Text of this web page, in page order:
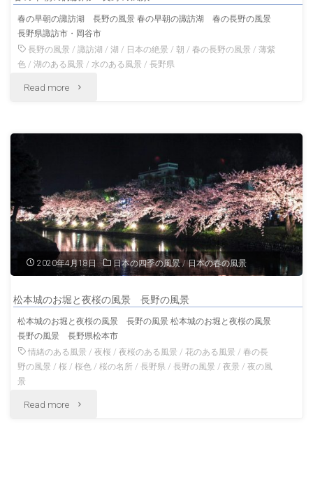
城
春
の
長
景"
春の早朝の諏訪湖 長野の風景 春の早朝の諏訪湖 春の長野の風景
長野県諏訪市・岡谷市
長野の風景 /諏訪湖 /湖 / 日本の絶景 /朝 /春の長野の風景 /薄紫
色 /湖のある風景 / 水のある風景 /長野県
Read more "春
の
諏
訪
長
野
の
2020年4月18日 日本の四季の風景 / 日本の春の風景
松本城のお堀と夜桜の風景 長野の風景
松本城のお堀と夜桜の風景 長野の風景 松本城のお堀と夜桜の風景
長野の風景 長野県松本市
情緒のある風景 /夜桜 /夜桜のある風景 /花のある風景 /春の長
野の風景 /桜 /桜色 /桜の名所 /長野県 /長野の風景 /夜景 /夜の風
景
Read more "松